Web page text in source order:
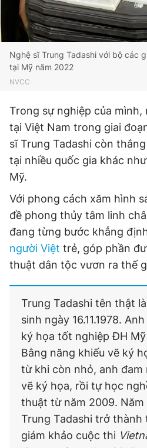
Nghệ sĩ Trung Tadashi với bộ các
tại Mỹ năm 2022
NVCC
Trong sự nghiệp của
tại Việt Nam trong giai
sĩ Trung Tadashi còn
tại nhiều quốc gia khác
Mỹ.
Với phong cách xăm hình
đề phong thủy tâm linh
đang từng bước khẳng
người Việt trẻ, góp phần
thuật dân tộc vươn ra thế
Trung Tadashi tên thật
sinh ngày 16.11.1978.
ký họa tốt nghiệp ĐH
Bằng năng khiếu vẽ ký
từ khi còn nhỏ, anh đam
vẽ ký họa, rồi tự học
thuật từ năm 2009. Năm
Trung Tadashi trở thành
giám khảo cuộc thi